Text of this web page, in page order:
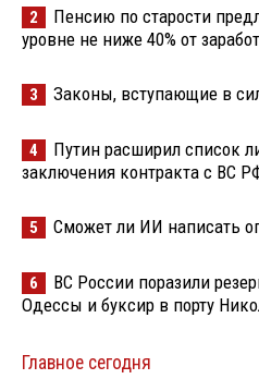
2
Пенсию по старости
уровне не ниже 40% от
3 Законы, вступающие в
4
Путин расширил список
заключения контракта с ВС
5 Сможет ли ИИ написать
6
ВС России поразили
Одессы и буксир в порту
Главное сегодня